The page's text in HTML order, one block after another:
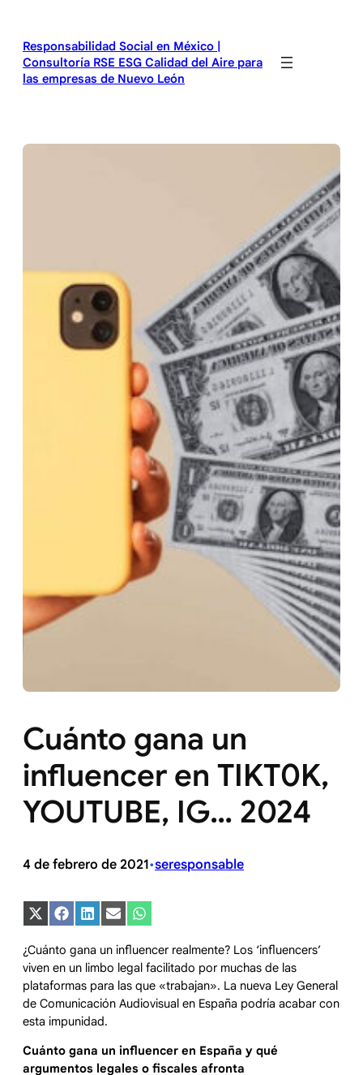
contenido
Responsabilidad Social en México |
Consultoría RSE ESG Calidad del Aire para
las empresas de Nuevo León
Cuánto gana un
influencer en TIKT0K,
YOUTUBE, IG… 2024
4 de febrero de 2021•seresponsable
Compartir
en
(Twitter)
Compartir
en
Compartir
en
Compartir
en
Compartir
en
¿Cuánto gana un influencer realmente? Los ‘influencers’
viven en un limbo legal facilitado por muchas de las
plataformas para las que «trabajan». La nueva Ley General
de Comunicación Audiovisual en España podría acabar con
esta impunidad.
Cuánto gana un influencer en España y qué
argumentos legales o fiscales afronta